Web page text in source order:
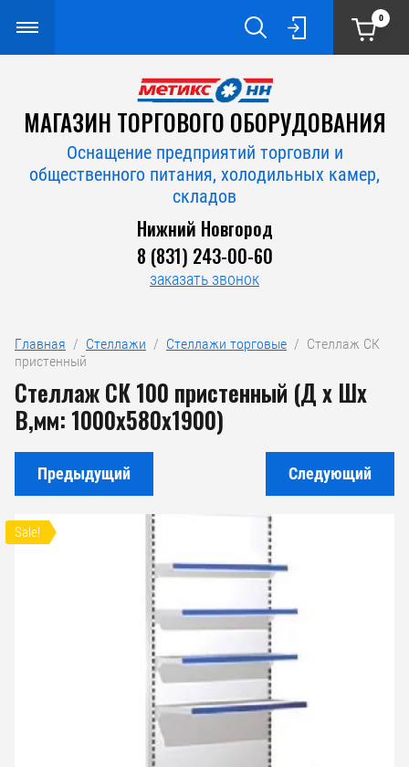
0
МАГАЗИН ТОРГОВОГО ОБОРУДОВАНИЯ
Оснащение предприятий торговли и
общественного питания, холодильных камер,
складов
Нижний Новгород
8 (831) 243-00-60
заказать звонок
Главная
  /
Стеллажи
  /
Стеллажи торговые
  /  Стеллаж СК
пристенный
Стеллаж СК 100 пристенный (Д х Шх
В,мм: 1000х580х1900)
Предыдущий Следующий
Sale!